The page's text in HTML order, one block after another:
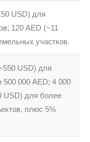
USD) для
120 AED (~11
участков.
USD) для
500 000 AED; 4 000
USD) для более
плюс 5%